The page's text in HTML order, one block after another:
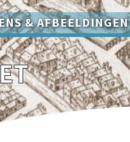
& AFBEELDINGEN